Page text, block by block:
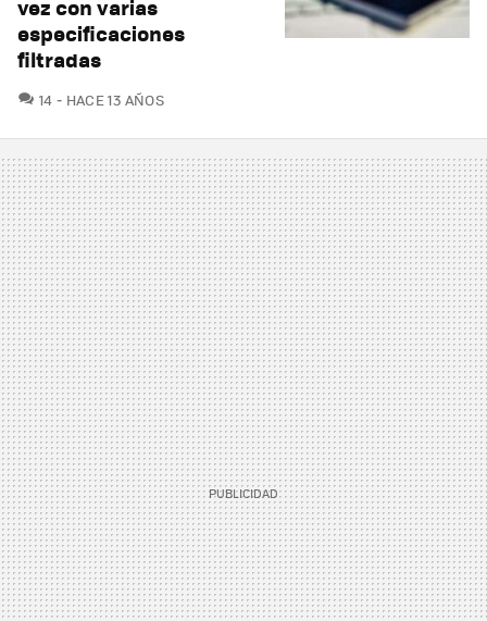
vez con varias
especificaciones
filtradas
14 COMENTARIOS
HACE 13 AÑOS